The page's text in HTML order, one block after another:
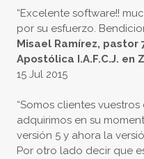
“Excelente software!!
por su esfuerzo.
Misael Ramírez, pastor
Apostólica I.A.F.C.J. en
15 Jul 2015
“Somos clientes
adquirimos en su
versión 5 y ahora la
Por otro lado decir que